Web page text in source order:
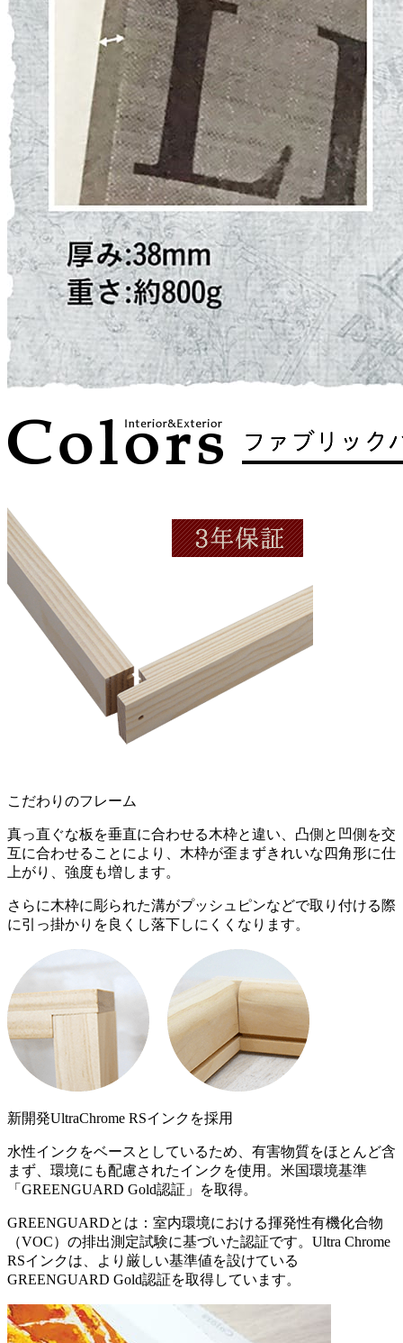
こだわりのフレーム
真っ直ぐな板を垂直に合わせる木枠と違い、凸側と凹側を交
互に合わせることにより、木枠が歪まずきれいな四角形に仕
上がり、強度も増します。
さらに木枠に彫られた溝がプッシュピンなどで取り付ける際
に引っ掛かりを良くし落下しにくくなります。
新開発UltraChrome RSインクを採用
水性インクをベースとしているため、有害物質をほとんど含
まず、環境にも配慮されたインクを使用。米国環境基準
「GREENGUARD Gold認証」を取得。
GREENGUARDとは：室内環境における揮発性有機化合物
（VOC）の排出測定試験に基づいた認証です。Ultra Chrome
RSインクは、より厳しい基準値を設けている
GREENGUARD Gold認証を取得しています。